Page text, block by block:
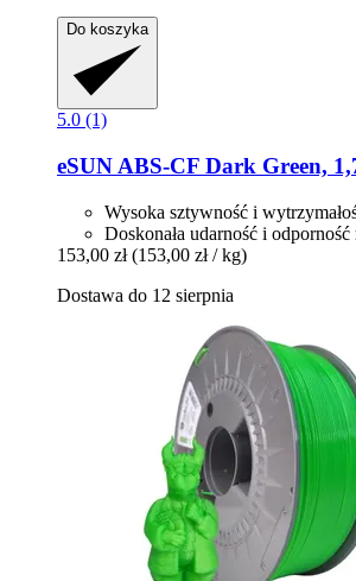
Do koszyka
5.0 (1)
eSUN ABS-​CF Dark Green,
Wysoka sztywność i
Doskonała udarność i
153,00 zł (153,00 zł / kg)
Dostawa do 12 sierpnia